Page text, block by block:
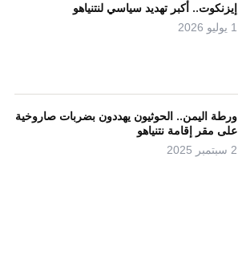
إيزنكوت.. أكبر تهديد سياسي لنتنياهو
1 يوليو 2026
ورطة اليمن.. الحوثيون يهددون بضربات صاروخية
على مقر إقامة نتنياهو
2 سبتمبر 2025